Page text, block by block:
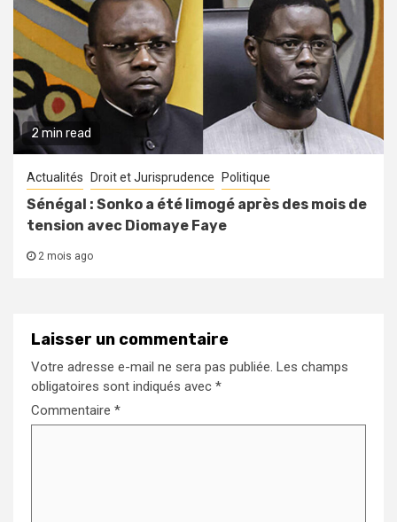
2 min read
Actualités Droit et Jurisprudence Politique
Sénégal : Sonko a été limogé après des mois de
tension avec Diomaye Faye
2 mois ago
Laisser un commentaire
Votre adresse e-mail ne sera pas publiée. Les champs
obligatoires sont indiqués avec *
Commentaire *